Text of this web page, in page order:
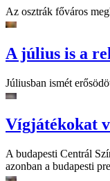
Az osztrák főváros
A július is a
Júliusban ismét
Vígjátékokat
A budapesti Centrál
azonban a budapesti